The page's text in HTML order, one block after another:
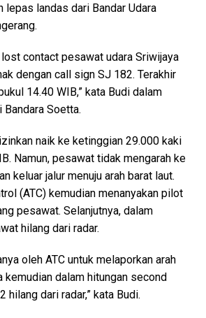
landas dari Bandar Udara
contact pesawat udara Sriwijaya
dengan call sign SJ 182. Terakhir
14.40 WIB,” kata Budi dalam
Soetta.
naik ke ketinggian 29.000 kaki
Namun, pesawat tidak mengarah ke
keluar jalur menuju arah barat laut.
(ATC) kemudian menanyakan pilot
pesawat. Selanjutnya, dalam
hilang dari radar.
oleh ATC untuk melaporkan arah
kemudian dalam hitungan second
hilang dari radar,” kata Budi.